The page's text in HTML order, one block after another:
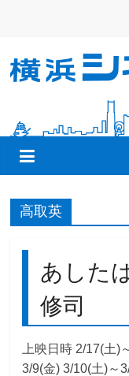
ン
横
浜
シ
ネ
マ
リ
ン
高取英
あした
修司
上映日時 2/17(土)
3/9(金) 3/10(土)～